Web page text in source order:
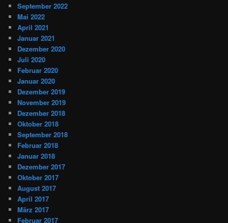
September 2022
Mai 2022
April 2021
Januar 2021
Dezember 2020
Juli 2020
Februar 2020
Januar 2020
Dezember 2019
November 2019
Dezember 2018
Oktober 2018
September 2018
Februar 2018
Januar 2018
Dezember 2017
Oktober 2017
August 2017
April 2017
März 2017
Februar 2017